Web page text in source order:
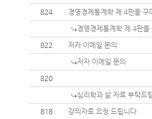
824
경영경제통계학 제 4판을 구
경영경제통계학 제 4판
822
저자 이메일 문의
저자 이메일 문의
820
심리학과 삶 자료 부탁드
818
강의자료 요청 드립니다.